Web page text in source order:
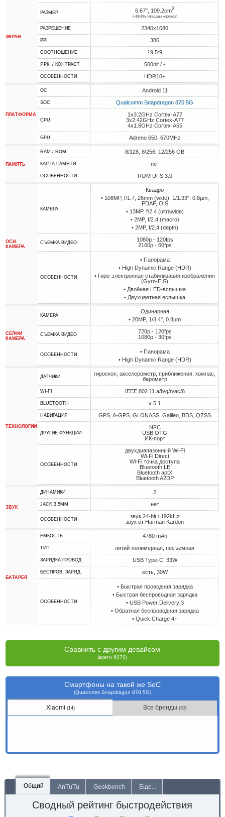
ЭКРАН
РАЗМЕР 6.67", 109.2cm2
(~89.8% площади корпуса)
РАЗРЕШЕНИЕ 2340x1080
PPI 386
СООТНОШЕНИЕ 19.5:9
ЯРК. / КОНТРАСТ 500nit / -
ОСОБЕННОСТИ HDR10+
ПЛАТФОРМА
ОС Android 11
SOC Qualcomm Snapdragon 870 5G
CPU
1x3.2GHz Cortex-A77
3x2.42GHz Cortex-A77
4x1.8GHz Cortex-A55
GPU Adreno 650, 670MHz
ПАМЯТЬ
RAM / ROM 8/128, 8/256, 12/256 GB
КАРТА ПАМЯТИ нет
ОСОБЕННОСТИ ROM UFS 3.0
ОСН.
КАМЕРА
КАМЕРА
Квадро
• 108MP, f/1.7, 26mm (wide), 1/1.33", 0.8µm,
PDAF, OIS
• 13MP, f/2.4 (ultrawide)
• 2MP, f/2.4 (macro)
• 2MP, f/2.4 (depth)
СЪЕМКА ВИДЕО
1080p - 120fps
2160p - 60fps
ОСОБЕННОСТИ
• Панорама
• High Dynamic Range (HDR)
• Гиро-электронная стабилизация изображения
(Gyro-EIS)
• Двойная LED-вспышка
• Двухцветная вспышка
СЕЛФИ
КАМЕРА
КАМЕРА
Одинарная
• 20MP, 1/3.4", 0.8µm
СЪЕМКА ВИДЕО
720p - 120fps
1080p - 30fps
ОСОБЕННОСТИ
• Панорама
• High Dynamic Range (HDR)
ТЕХНОЛОГИИ
ДАТЧИКИ
гироскоп, акселерометр, приближения, компас,
барометр
WI-FI IEEE 802.11 a/b/g/n/ac/6
BLUETOOTH v 5.1
НАВИГАЦИЯ GPS, A-GPS, GLONASS, Galileo, BDS, QZSS
ДРУГИЕ ФУНКЦИИ
NFC
USB OTG
ИК-порт
ОСОБЕННОСТИ
двухдиапазонный Wi-Fi
Wi-Fi Direct
Wi-Fi точка доступа
Bluetooth LE
Bluetooth aptX
Bluetooth A2DP
ЗВУК
ДИНАМИКИ 2
JACK 3.5MM нет
ОСОБЕННОСТИ
звук 24-bit / 192kHz
звук от Harman Kardon
БАТАРЕЯ
ЕМКОСТЬ 4780 mAh
ТИП литий-полимерная, несъемная
ЗАРЯДКА ПРОВОД USB Type-C, 33W
БЕСПРОВ. ЗАРЯД. есть, 30W
ОСОБЕННОСТИ
• Быстрая проводная зарядка
• Быстрая беспроводная зарядка
• USB Power Delivery 3
• Обратная беспроводная зарядка
• Quick Charge 4+
Сравнить с другим девайсом
(всего 6070)
Смартфоны на такой же SoC
(Qualcomm Snapdragon 870 5G)
Xiaomi (14) Все бренды(53)
Общий AnTuTu Geekbench Еще...
Сводный рейтинг быстродействия